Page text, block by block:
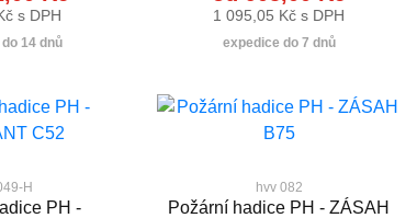
s DPH
14 dnů
1 095,05 Kč s DPH
expedice do 7 dnů
H
PH -
hvv 082
Požární hadice PH - ZÁSAH